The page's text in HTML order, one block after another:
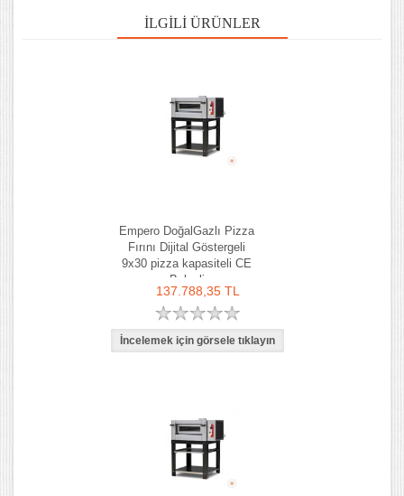
İLGILI ÜRÜNLER
Empero DoğalGazlı Pizza
Fırını Dijital Göstergeli
9x30 pizza kapasiteli CE
Belgeli
137.788,35 TL